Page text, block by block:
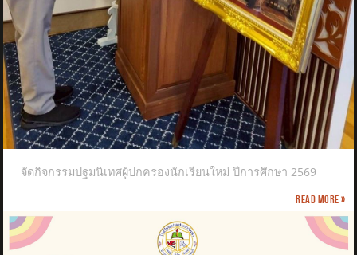
จัดกิจกรรมปฐมนิเทศผู้ปกครองนักเรียนใหม่ ปีการศึกษา 2569
Read more »